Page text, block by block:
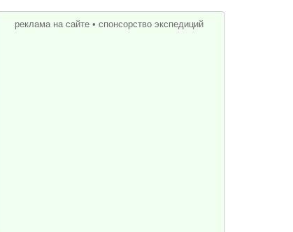
реклама на сайте• спонсорство экспедиций